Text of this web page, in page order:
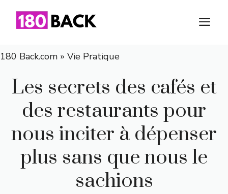
180 Back.com » Vie Pratique
Les secrets des cafés et
des restaurants pour
nous inciter à dépenser
plus sans que nous le
sachions